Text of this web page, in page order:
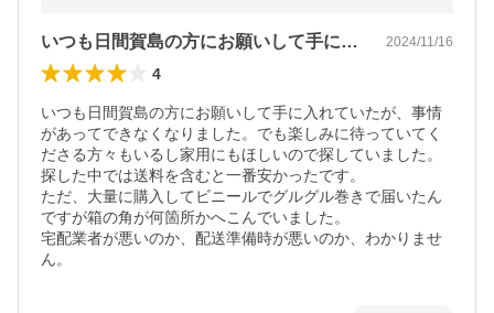
いつも日間賀島の方にお願いして手に入れ… 2024/11/16
4
いつも日間賀島の方にお願いして手に入れていたが、事情
があってできなくなりました。でも楽しみに待っていてく
ださる方々もいるし家用にもほしいので探していました。
探した中では送料を含むと一番安かったです。
ただ、大量に購入してビニールでグルグル巻きで届いたん
ですが箱の角が何箇所かへこんでいました。
宅配業者が悪いのか、配送準備時が悪いのか、わかりませ
ん。